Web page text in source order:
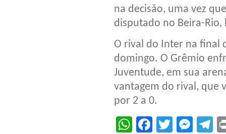
na decisão, uma vez
disputado no Beira-
O rival do Inter na final
domingo. O Grêmio
Juventude, em sua
vantagem do rival, que
por 2 a 0.
WhatsApp
Facebook
Twitter